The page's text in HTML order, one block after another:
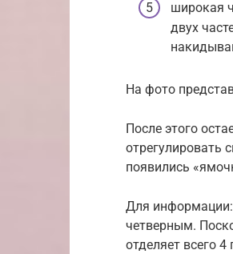
широкая
двух
На фото
После этого
отрегулировать
появились
Для информации:
четверным.
отделяет всего